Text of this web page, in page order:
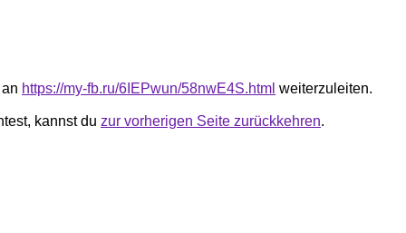
https://my-fb.ru/6IEPwun/58nwE4S.html weiterzuleiten.
kannst du zur vorherigen Seite zurückkehren.